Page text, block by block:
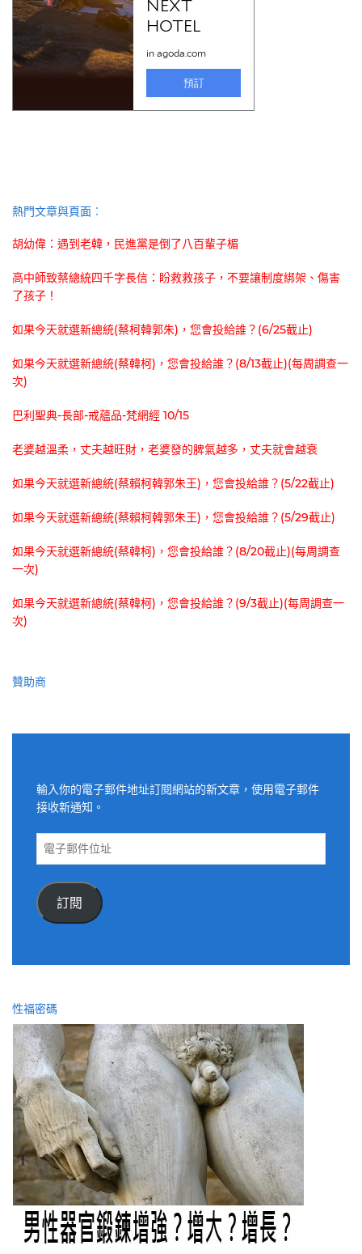
熱門文章與頁面︰
胡幼偉：遇到老韓，民進黨是倒了八百輩子楣
高中師致蔡總統四千字長信：盼救救孩子，不要讓制度綁架、傷害
了孩子！
如果今天就選新總統(蔡柯韓郭朱)，您會投給誰？(6/25截止)
如果今天就選新總統(蔡韓柯)，您會投給誰？(8/13截止)(每周調查一
次)
巴利聖典-長部-戒蘊品-梵網經 10/15
老婆越溫柔，丈夫越旺財，老婆發的脾氣越多，丈夫就會越衰
如果今天就選新總統(蔡賴柯韓郭朱王)，您會投給誰？(5/22截止)
如果今天就選新總統(蔡賴柯韓郭朱王)，您會投給誰？(5/29截止)
如果今天就選新總統(蔡韓柯)，您會投給誰？(8/20截止)(每周調查
一次)
如果今天就選新總統(蔡韓柯)，您會投給誰？(9/3截止)(每周調查一
次)
贊助商
輸入你的電子郵件地址訂閱網站的新文章，使用電子郵件
接收新通知。
電
件
位
訂閱
性福密碼